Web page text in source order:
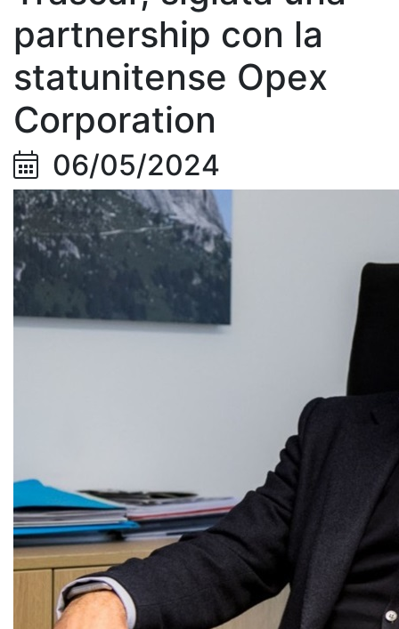
partnership con la
statunitense Opex
Corporation
06/05/2024